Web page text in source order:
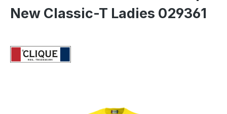
New Classic-T Ladies 029361